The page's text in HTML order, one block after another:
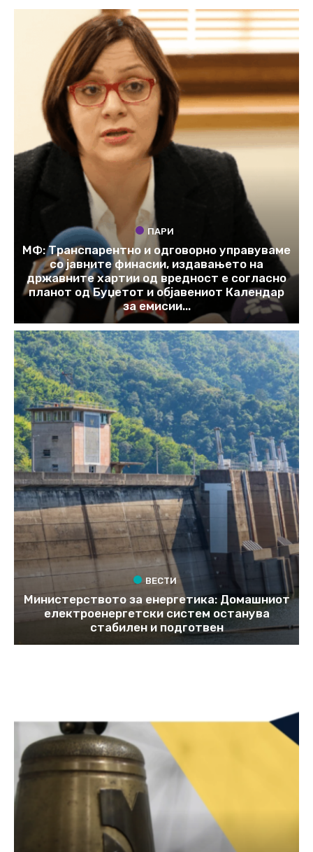
ПАРИ
МФ: Транспарентно и одговорно управуваме
со јавните финасии, издавањето на
државните хартии од вредност е согласно
планот од Буџетот и објавениот Календар
за емисии...
ВЕСТИ
Министерството за енергетика: Домашниот
електроенергетски систем останува
стабилен и подготвен